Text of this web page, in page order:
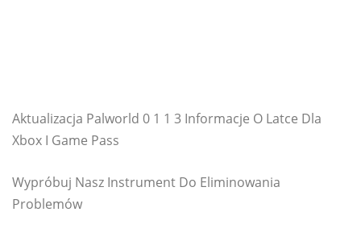
Aktualizacja Palworld 0 1 1 3 Informacje O Latce Dla
Xbox I Game Pass
Wypróbuj Nasz Instrument Do Eliminowania
Problemów